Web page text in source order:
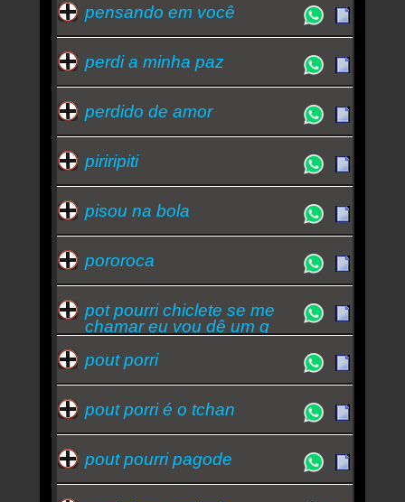
pensando em você
perdi a minha paz
perdido de amor
piriripiti
pisou na bola
pororoca
pot pourri chiclete se me
chamar eu vou dê um g
pout porri
pout porri é o tchan
pout pourri pagode